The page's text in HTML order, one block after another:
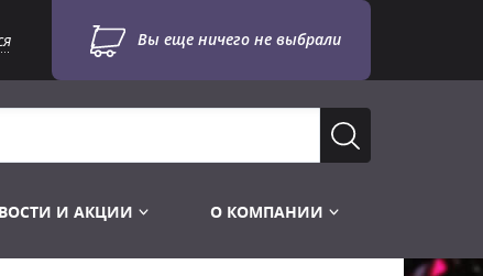
Вы еще ничего не выбрали
И АКЦИИ О КОМПАНИИ